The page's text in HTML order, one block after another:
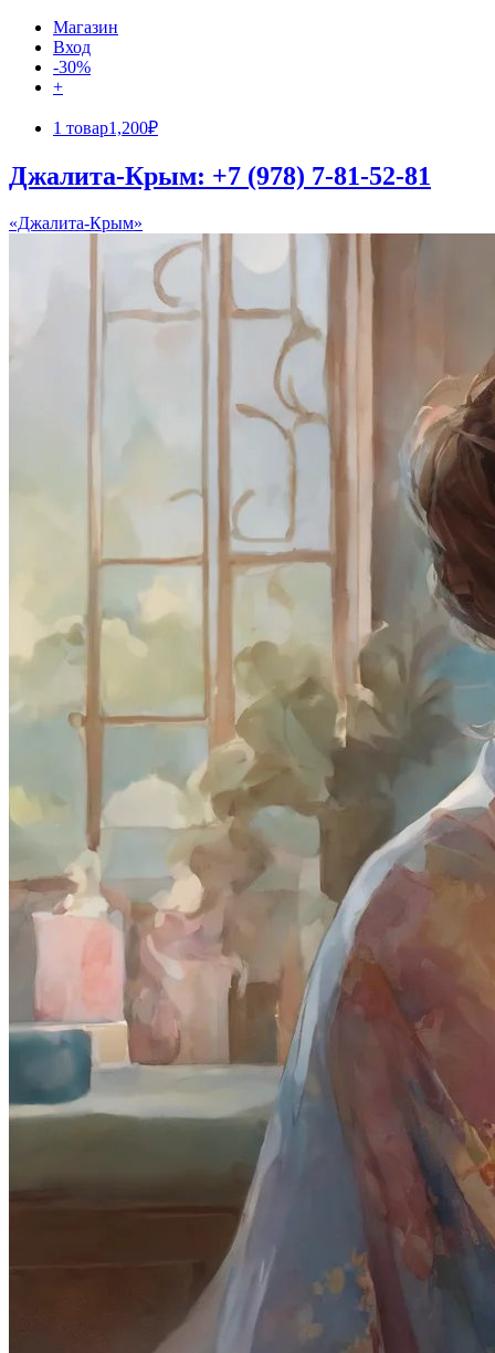
Магазин
Вход
-30%
+
1 товар1,200₽
Джалита-Крым: +7 (978) 7-81-52-81
«Джалита-Крым»